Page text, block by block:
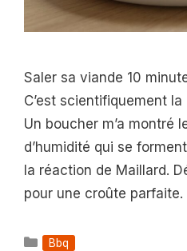
Saler sa viande 10
C’est scientifiquement
Un boucher m’a montré
d’humidité qui se
la réaction de Maillard.
pour une croûte parfaite.
Catégories
Bbq